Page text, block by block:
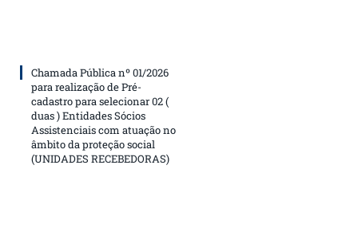
Chamada Pública nº 01/2026
para realização de Pré-
cadastro para selecionar 02 (
duas ) Entidades Sócios
Assistenciais com atuação no
âmbito da proteção social
(UNIDADES RECEBEDORAS)